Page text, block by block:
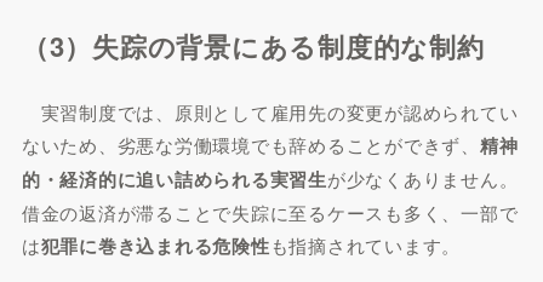
（3）失踪の背景にある制度的な制約
実習制度では、原則として雇用先の変更が認められてい
ないため、劣悪な労働環境でも辞めることができず、 精神
的・経済的に追い詰められる実習生が少なくありません。
借金の返済が滞ることで失踪に至るケースも多く、一部で
は犯罪に巻き込まれる危険性も指摘されています。